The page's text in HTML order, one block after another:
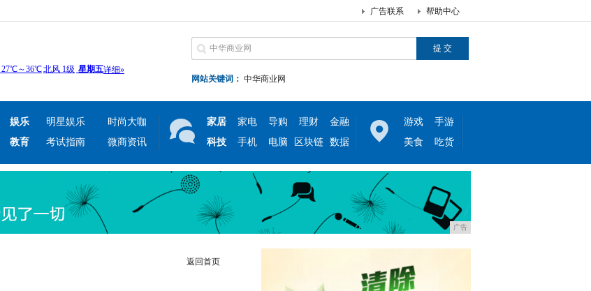
帮助中心
广告联系
网站关键词： 中华商业网
娱乐 明星娱乐
时尚大咖
教育
考试指南 微商资讯
家居 家电 导购 理财
金融
科技
手机 电脑 区块链 数据
游戏
手游
美食
吃货
广告
返回首页